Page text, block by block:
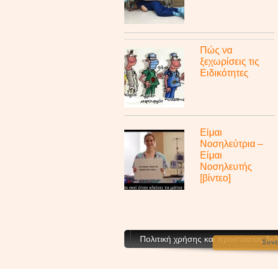
Πώς να
ξεχωρίσεις τις
Ειδικότητες
Είμαι
Νοσηλεύτρια –
Είμαι
Νοσηλευτής
[βίντεο]
Πολιτική χρήσης και προστασίας